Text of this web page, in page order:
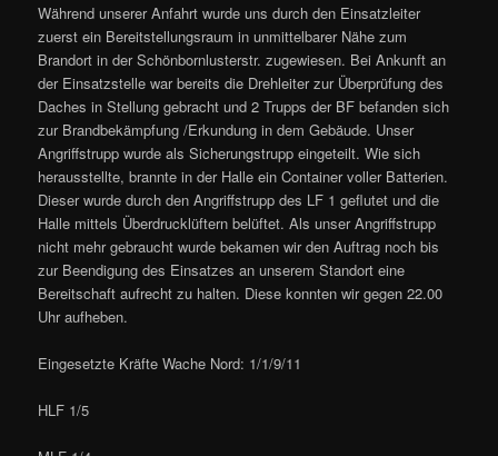
Während unserer Anfahrt wurde uns durch den Einsatzleiter
zuerst ein Bereitstellungsraum in unmittelbarer Nähe zum
Brandort in der Schönbornlusterstr. zugewiesen. Bei Ankunft an
der Einsatzstelle war bereits die Drehleiter zur Überprüfung des
Daches in Stellung gebracht und 2 Trupps der BF befanden sich
zur Brandbekämpfung /Erkundung in dem Gebäude. Unser
Angriffstrupp wurde als Sicherungstrupp eingeteilt. Wie sich
herausstellte, brannte in der Halle ein Container voller Batterien.
Dieser wurde durch den Angriffstrupp des LF 1 geflutet und die
Halle mittels Überdrucklüftern belüftet. Als unser Angriffstrupp
nicht mehr gebraucht wurde bekamen wir den Auftrag noch bis
zur Beendigung des Einsatzes an unserem Standort eine
Bereitschaft aufrecht zu halten. Diese konnten wir gegen 22.00
Uhr aufheben.
Eingesetzte Kräfte Wache Nord: 1/1/9/11
HLF 1/5